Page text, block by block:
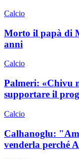
Calcio
Morto il papà di
anni
Calcio
Palmeri: «Chivu
supportare il
Calcio
Calhanoglu:
venderla perché